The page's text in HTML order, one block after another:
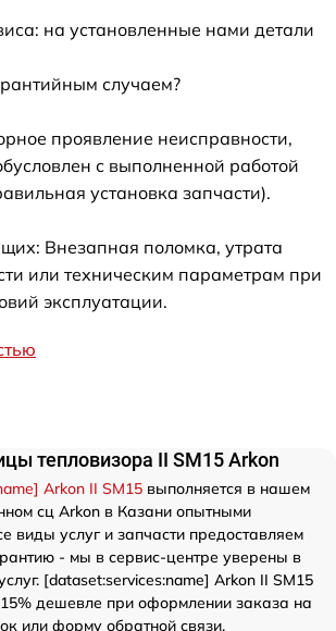
на установленные нами детали
случаем?
проявление неисправности,
с выполненной работой
установка запчасти).
Внезапная поломка, утрата
или техническим параметрам при
эксплуатации.
тепловизора II SM15 Arkon
Arkon II SM15 выполняется в нашем
сц Arkon в Казани опытными
виды услуг и запчасти предоставляем
- мы в сервис-центре уверены в
[dataset:services:name] Arkon II SM15
15% дешевле при оформлении заказа на
или форму обратной связи.